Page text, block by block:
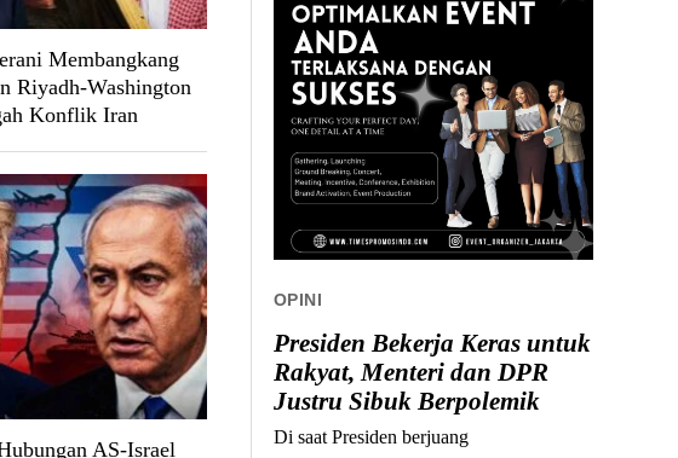
Membangkang
Riyadh-Washington
Konflik Iran
AS-Israel
OPINI
Presiden Bekerja Keras untuk
Rakyat, Menteri dan DPR
Justru Sibuk Berpolemik
Di saat Presiden berjuang